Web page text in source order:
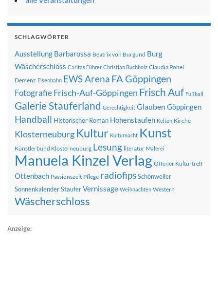
SCHLAGWÖRTER
Ausstellung Barbarossa Beatrix von Burgund Burg
Wäscherschloss Caritas Führer Christian Buchholz Claudia Pohel
Demenz Eisenbahn EWS Arena FA Göppingen
FotografieFrisch-Auf-Göppingen Frisch Auf Fußball
Galerie Stauferland Gerechtigkeit Glauben Göppingen
Handball Historischer Roman Hohenstaufen Kelten Kirche
Klosterneuburg Kultur Kulturnacht Kunst
Künstlerbund Klosterneuburg Lesung literatur Malerei
Manuela Kinzel Verlag Offener Kulturtreff
Ottenbach Passionszeit Pflege radiofipsSchönweiler
SonnenkalenderStauferVernissage Weihnachten Western
Wäscherschloss
Anzeige: